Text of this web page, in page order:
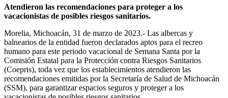
Atendieron las recomendaciones para proteger a los
vacacionistas de posibles riesgos sanitarios.
Morelia, Michoacán, 31 de marzo de 2023.- Las albercas y
balnearios de la entidad fueron declarados aptos para el recreo
humano para este periodo vacacional de Semana Santa por la
Comisión Estatal para la Protección contra Riesgos Sanitarios
(Coepris), toda vez que los establecimientos atendieron las
recomendaciones emitidas por la Secretaría de Salud de Michoacán
(SSM), para garantizar espacios seguros y proteger a los